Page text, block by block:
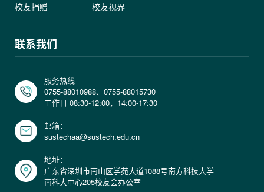
校友捐赠
校友视界
联系我们
服务热线
0755-88010988、0755-88015730
工作日 08:30-12:00，14:00-17:30
邮箱：
sustechaa@sustech.edu.cn
地址：
广东省深圳市南山区学苑大道1088号南方科技大学
南科大中心205校友会办公室